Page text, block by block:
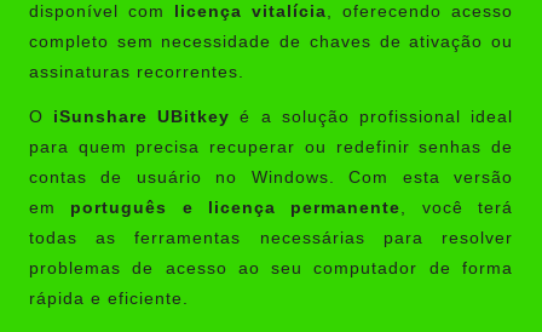
disponível com
licença vitalícia , oferecendo acesso
completo sem necessidade de chaves de ativação ou
assinaturas recorrentes.
O iSunshare UBitkey é a solução profissional ideal
para quem precisa recuperar ou redefinir senhas de
contas de usuário no Windows. Com esta versão
em português e licença permanente , você terá
todas as ferramentas necessárias para resolver
problemas de acesso ao seu computador de forma
rápida e eficiente.